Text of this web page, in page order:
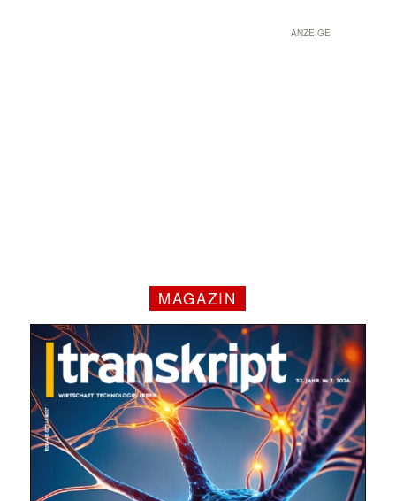
ANZEIGE
MAGAZIN